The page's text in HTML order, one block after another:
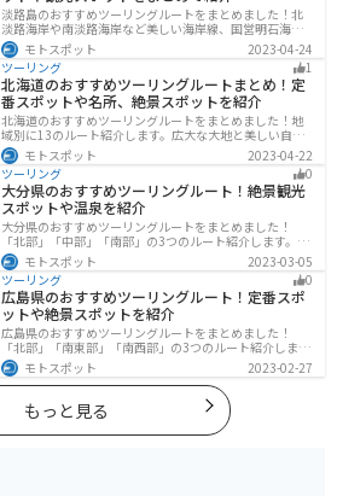
淡路島のおすすめツーリングルートをまとめました！北
淡路海岸や南淡路海岸など美しい海岸線、国営明石海峡
公園や淡路夢舞台など、自然とアートが融合した施設も
多数あります。バイクで淡路島にツーリングに行く際は
参考にしてください。
モトスポット
2023-04-24
ツーリング
1
北海道のおすすめツーリングルートまとめ！定
番スポットや名所、絶景スポットを紹介
北海道のおすすめツーリングルートをまとめました！地
域別に13のルート紹介します。広大な大地と美しい自然
が広がり、四季折々の魅力を楽しめる観光スポットが数
多くあります。バイクで北海道にツーリングに行く際は
参考にしてください。
モトスポット
2023-04-22
ツーリング
0
大分県のおすすめツーリングルート！絶景観光
スポットや温泉を紹介
大分県のおすすめツーリングルートをまとめました！
「北部」「中部」「南部」の3つのルート紹介します。阿
蘇の雄大な自然を満喫できるスポットや温泉を満喫する
ツーリングができます。バイクで大分県にツーリングに
行く際は参考にしてください。
モトスポット
2023-03-05
ツーリング
0
広島県のおすすめツーリングルート！定番スポ
ットや絶景スポットを紹介
広島県のおすすめツーリングルートをまとめました！
「北部」「南東部」「南西部」の3つのルート紹介しま
す。自然豊かな山と海だけでなく、歴史的価値のある建
造物も多数あるので、飽きることなくツーリングを堪能
できます。バイクで広島県にツーリングに行く際は参考
にしてください。
モトスポット 2023-02-27
もっと見る